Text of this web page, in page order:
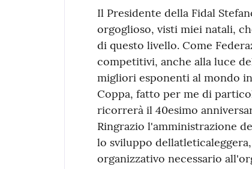
Il Presidente della Fidal
orgoglioso, visti miei natali,
di questo livello. Come
competitivi, anche alla luce
migliori esponenti al mondo
Coppa, fatto per me di
ricorrerà il 40esimo
Ringrazio l'amministrazione
lo sviluppo
organizzativo necessario